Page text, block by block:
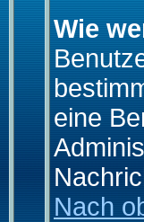
Wie
eine
Nach